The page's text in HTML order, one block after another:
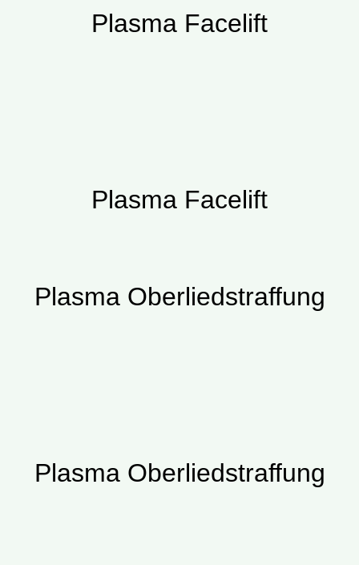
Plasma Facelift
Plasma Facelift
Plasma Oberliedstraffung
Plasma Oberliedstraffung